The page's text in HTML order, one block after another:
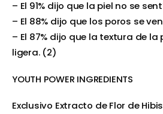
– El 91% dijo que la piel no se
– El 88% dijo que los poros se
– El 87% dijo que la textura de
ligera. (2)
YOUTH POWER INGREDIENTS
Exclusivo Extracto de Flor de